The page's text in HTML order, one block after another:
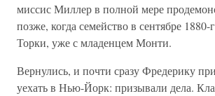
миссис Миллер в полной мере
позже, когда семейство в сентябре 1880-
Торки, уже с младенцем Монти.
Вернулись, и почти сразу Фредерику
уехать в Нью-Йорк: призывали дела.